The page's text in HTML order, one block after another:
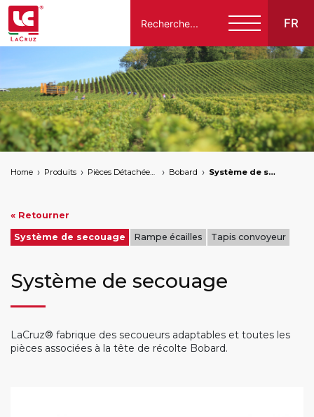
FR
Italiano
English
Français
Home Produits Pièces Détachées Compatibles Pour Machines À Vendanger Des Marques Suivantes Bobard Système de secouage
« Retourner
Système de secouage Rampe écailles Tapis convoyeur
Système de secouage
LaCruz® fabrique des secoueurs adaptables et toutes les
pièces associées à la tête de récolte Bobard.